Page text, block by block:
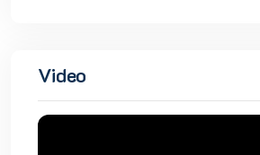
Video